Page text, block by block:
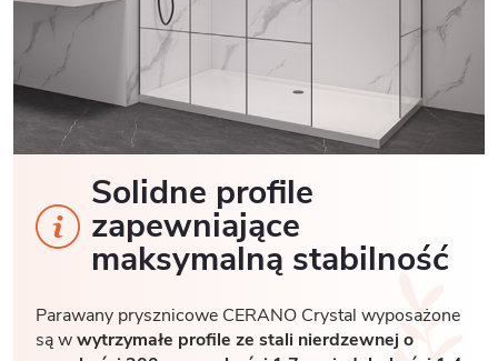
Solidne profile
zapewniające
maksymalną stabilność
Parawany prysznicowe CERANO Crystal wyposażone
są wwytrzymałe profile ze stali nierdzewnej o